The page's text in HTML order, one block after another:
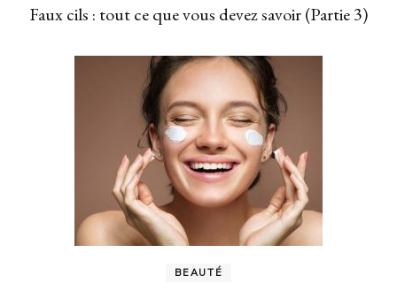
Faux cils : tout ce que vous devez savoir (Partie 3)
BEAUTÉ